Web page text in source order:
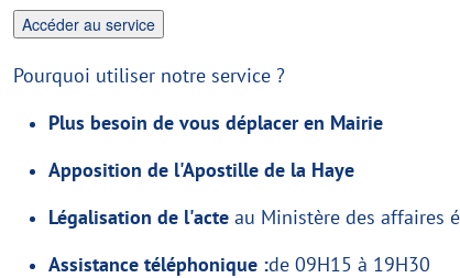
Pourquoi utiliser notre service ?
Plus besoin de vous déplacer en Mairie
Apposition de l'Apostille de la Haye
Légalisation de l'acte au Ministère des affaires
Assistance téléphonique :de 09H15 à 19H30